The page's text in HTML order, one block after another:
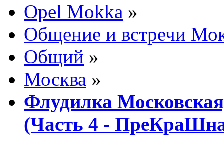
Opel Mokka »
Общение и встречи
Общий »
Москва »
Флудилка
(Часть 4 -